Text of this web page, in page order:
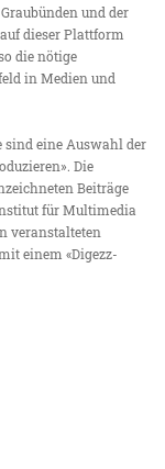
und der
dieser Plattform
die nötige
in Medien und
sind eine Auswahl der
Die
Beiträge
für Multimedia
veranstalteten
einem «Digezz-